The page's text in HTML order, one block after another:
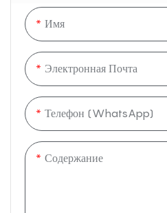
Имя
Электронная Почта
Телефон (WhatsApp)
Содержание